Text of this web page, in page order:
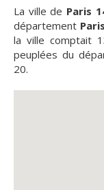
La ville de Paris
département Paris
la ville comptait
peuplées du
20.